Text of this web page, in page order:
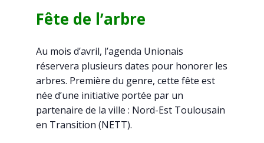
Fête de l’arbre
Au mois d’avril, l’agenda Unionais
réservera plusieurs dates pour honorer les
arbres. Première du genre, cette fête est
née d’une initiative portée par un
partenaire de la ville : Nord-Est Toulousain
en Transition (NETT).